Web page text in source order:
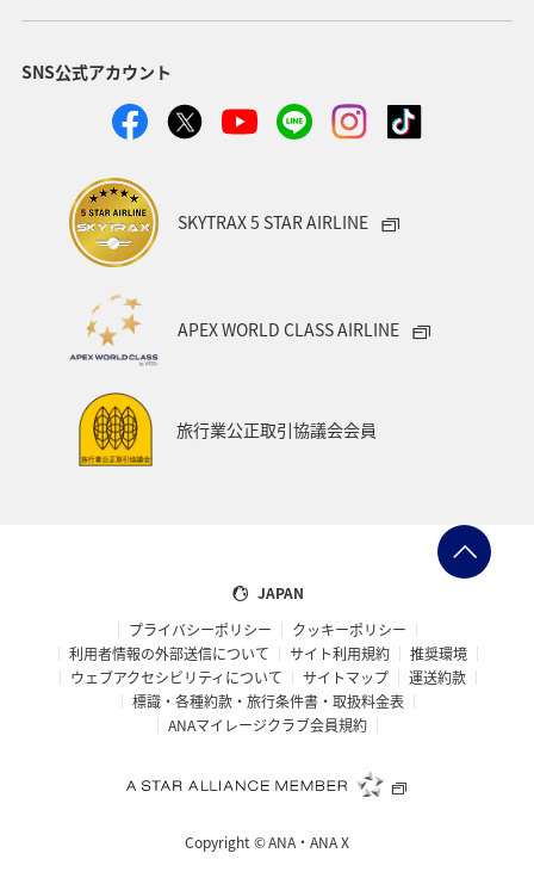
SNS公式アカウント
SKYTRAX 5 STAR AIRLINE
APEX WORLD CLASS AIRLINE
旅行業公正取引協議会会員
JAPAN
プライバシーポリシー
クッキーポリシー
利用者情報の外部送信について
サイト利用規約
推奨環境
ウェブアクセシビリティについて
サイトマップ
運送約款
標識・各種約款・旅行条件書・取扱料金表
ANAマイレージクラブ会員規約
Copyright ©ANA・ANA X